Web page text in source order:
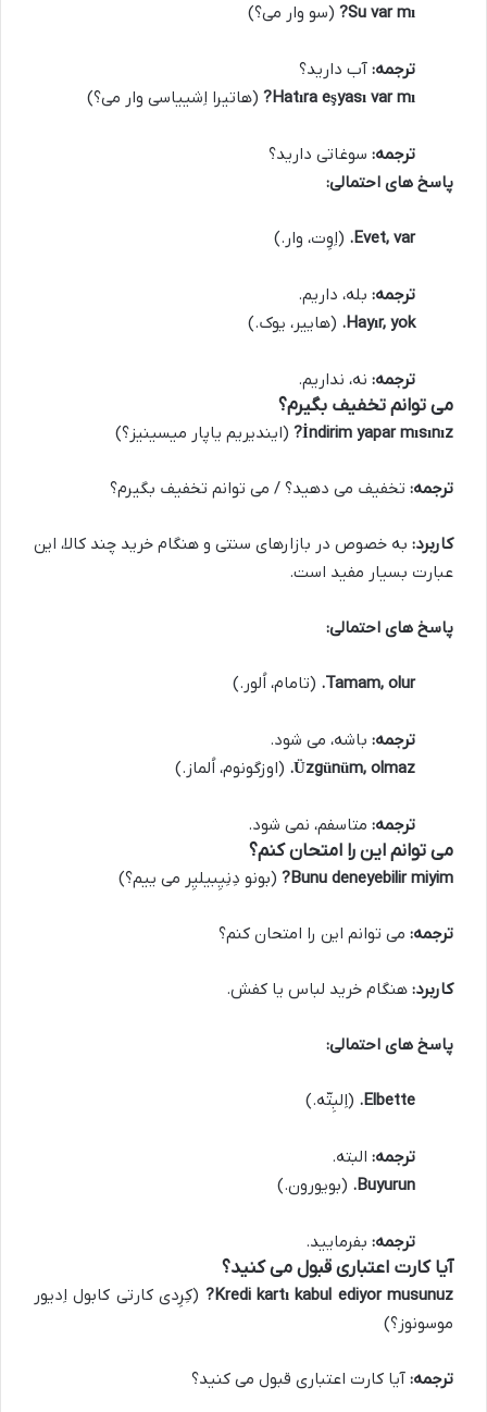
Su var mı? (سو وار می؟)
ترجمه: آب دارید؟
Hatıra eşyası var mı?
(هاتیرا اِشییاسی وار می؟)
ترجمه: سوغاتی دارید؟
پاسخ های احتمالی:
Evet, var. (اِوِت، وار.)
ترجمه: بله، داریم.
Hayır, yok. (هاییر، یوک.)
ترجمه: نه، نداریم.
می توانم تخفیف بگیرم؟
İndirim yapar mısınız? (ایندیریم یاپار میسینیز؟)
ترجمه: تخفیف می دهید؟ / می توانم تخفیف بگیرم؟
کاربرد: به خصوص در بازارهای سنتی و هنگام خرید چند کالا، این
عبارت بسیار مفید است.
پاسخ های احتمالی:
Tamam, olur. (تامام، اُلور.)
ترجمه: باشه، می شود.
Üzgünüm, olmaz. (اوزگونوم، اُلماز.)
ترجمه: متاسفم، نمی شود.
می توانم این را امتحان کنم؟
Bunu deneyebilir miyim? (بونو دِنِیِبیلیِر می ییم؟)
ترجمه: می توانم این را امتحان کنم؟
کاربرد: هنگام خرید لباس یا کفش.
پاسخ های احتمالی:
Elbette. (اِلبِتّه.)
ترجمه: البته.
Buyurun. (بویورون.)
ترجمه: بفرمایید.
آیا کارت اعتباری قبول می کنید؟
Kredi kartı kabul ediyor musunuz?
(کِرِدی کارتی کابول اِدیور
موسونوز؟)
ترجمه: آیا کارت اعتباری قبول می کنید؟